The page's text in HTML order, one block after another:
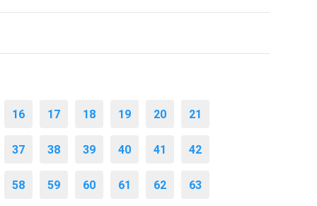
16 17 18 19 20 21
37 38 39 40 41 42
58 59 60 61 62 63